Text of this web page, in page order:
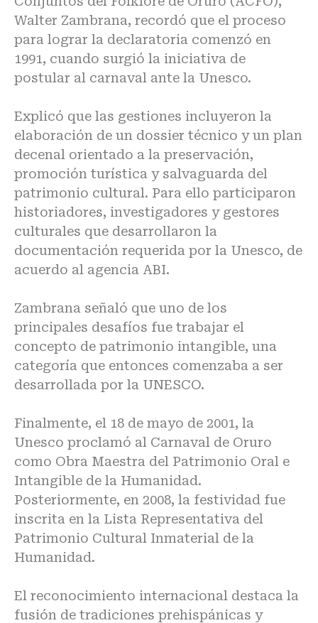
Walter Zambrana, recordó que el proceso
para lograr la declaratoria comenzó en
1991, cuando surgió la iniciativa de
postular al carnaval ante la Unesco.
Explicó que las gestiones incluyeron la
elaboración de un dossier técnico y un plan
decenal orientado a la preservación,
promoción turística y salvaguarda del
patrimonio cultural. Para ello participaron
historiadores, investigadores y gestores
culturales que desarrollaron la
documentación requerida por la Unesco, de
acuerdo al agencia ABI.
Zambrana señaló que uno de los
principales desafíos fue trabajar el
concepto de patrimonio intangible, una
categoría que entonces comenzaba a ser
desarrollada por la UNESCO.
Finalmente, el 18 de mayo de 2001, la
Unesco proclamó al Carnaval de Oruro
como Obra Maestra del Patrimonio Oral e
Intangible de la Humanidad.
Posteriormente, en 2008, la festividad fue
inscrita en la Lista Representativa del
Patrimonio Cultural Inmaterial de la
Humanidad.
El reconocimiento internacional destaca la
fusión de tradiciones prehispánicas y